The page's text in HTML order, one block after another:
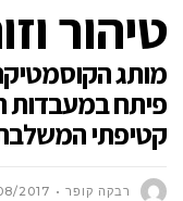
טיהור
מותג
פיתח במעבדות
קטיפתי
רבקה קופר 06/08/2017 – י״ד